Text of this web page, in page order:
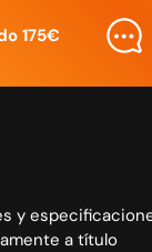
175€
y
a título